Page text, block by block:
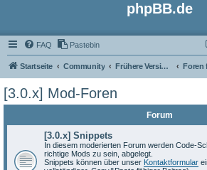
phpBB.de
FAQ Pastebin
Startseite Community Frühere Versionen
[3.0.x] Mod-Foren
Forum
[3.0.x] Snippets
In diesem moderierten Forum werden Code-
richtige Mods zu sein, abgelegt.
Snippets können über unser Kontaktformular